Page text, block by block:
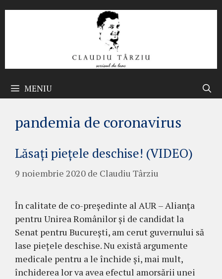
MENIU
pandemia de coronavirus
Lăsați piețele deschise! (VIDEO)
9 noiembrie 2020 de Claudiu Târziu
În calitate de co-președinte al AUR – Alianța
pentru Unirea Românilor și de candidat la
Senat pentru București, am cerut guvernului să
lase piețele deschise. Nu există argumente
medicale pentru a le închide și, mai mult,
închiderea lor va avea efectul amorsării unei